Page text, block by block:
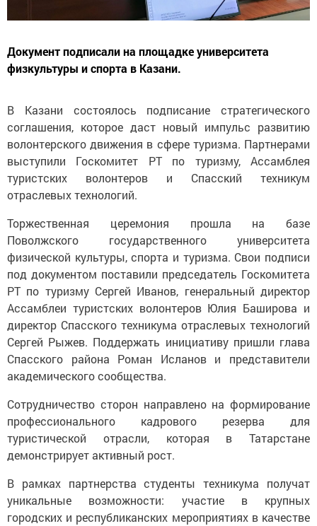
Документ подписали на площадке университета
физкультуры и спорта в Казани.
В Казани состоялось подписание стратегического
соглашения, которое даст новый импульс развитию
волонтерского движения в сфере туризма. Партнерами
выступили Госкомитет РТ по туризму, Ассамблея
туристских волонтеров и Спасский техникум
отраслевых технологий.
Торжественная церемония прошла на базе
Поволжского государственного университета
физической культуры, спорта и туризма. Свои подписи
под документом поставили председатель Госкомитета
РТ по туризму Сергей Иванов, генеральный директор
Ассамблеи туристских волонтеров Юлия Баширова и
директор Спасского техникума отраслевых технологий
Сергей Рыжев. Поддержать инициативу пришли глава
Спасского района Роман Исланов и представители
академического сообщества.
Сотрудничество сторон направлено на формирование
профессионального кадрового резерва для
туристической отрасли, которая в Татарстане
демонстрирует активный рост.
В рамках партнерства студенты техникума получат
уникальные возможности: участие в крупных
городских и республиканских мероприятиях в качестве